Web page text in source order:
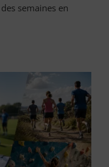
semaines en